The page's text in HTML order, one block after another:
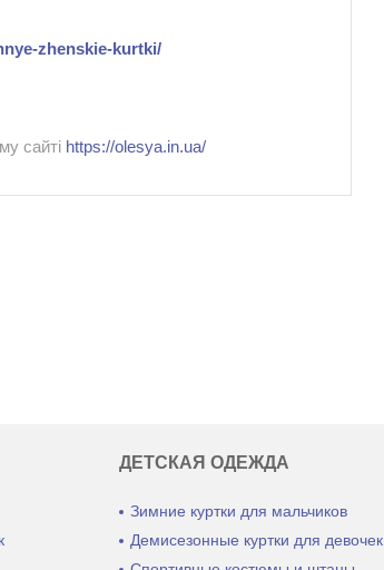
zhenskie-kurtki/
сайті https://olesya.in.ua/
ДЕТСКАЯ ОДЕЖДА
Зимние куртки для мальчиков
Демисезонные куртки для девочек